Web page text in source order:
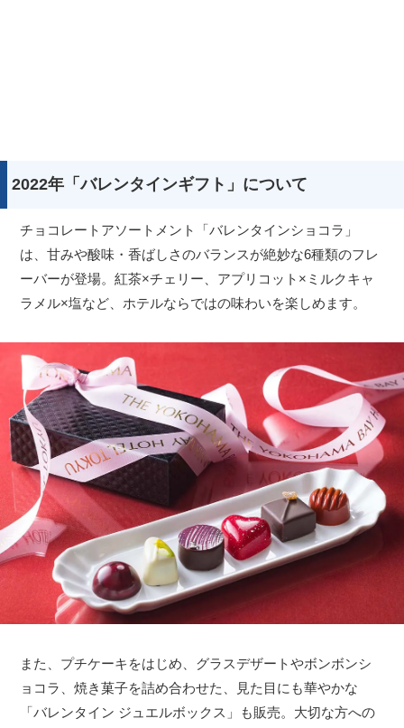
2022年「バレンタインギフト」について
チョコレートアソートメント「バレンタインショコラ」
は、甘みや酸味・香ばしさのバランスが絶妙な6種類のフレ
ーバーが登場。紅茶×チェリー、アプリコット×ミルクキャ
ラメル×塩など、ホテルならではの味わいを楽しめます。
また、プチケーキをはじめ、グラスデザートやボンボンシ
ョコラ、焼き菓子を詰め合わせた、見た目にも華やかな
「バレンタイン ジュエルボックス」も販売。大切な方への